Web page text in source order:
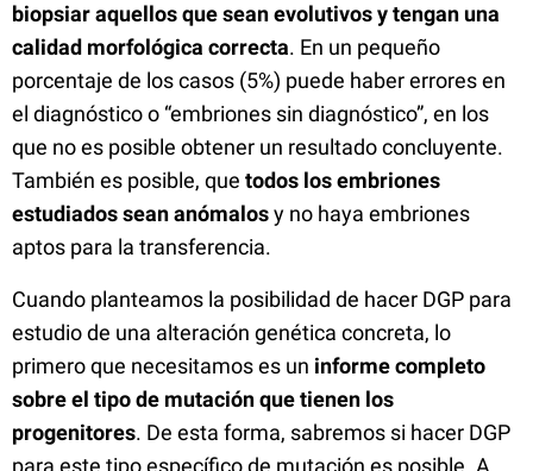
biopsiar aquellos que sean evolutivos y tengan una
calidad morfológica correcta. En un pequeño
porcentaje de los casos (5%) puede haber errores en
el diagnóstico o “embriones sin diagnóstico”, en los
que no es posible obtener un resultado concluyente.
También es posible, que todos los embriones
estudiados sean anómalosy no haya embriones
aptos para la transferencia.
Cuando planteamos la posibilidad de hacer DGP para
estudio de una alteración genética concreta, lo
primero que necesitamos es un informe completo
sobre el tipo de mutación que tienen los
progenitores. De esta forma, sabremos si hacer DGP
para este tipo específico de mutación es posible. A